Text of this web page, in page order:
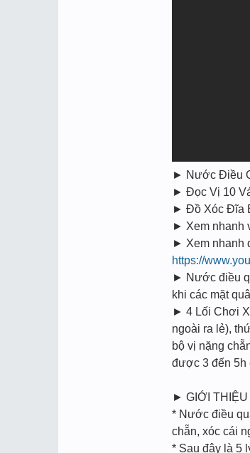
► Nước Điều
► Đọc Vị 10
► Đồ Xóc Đĩa
► Xem nhanh
► Xem nhanh
https://
► Nước điều
khi các mặt
► 4 Lối Chơi
ngoài ra lẻ),
bộ vị nặng
được 3 đến 5h
► GIỚI THIỆU
* Nước điều
chẵn, xóc cái
* Sau đây là 5